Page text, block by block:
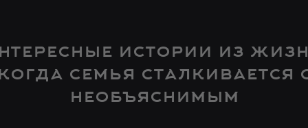
истории из
семья сталкивается
необъяснимым